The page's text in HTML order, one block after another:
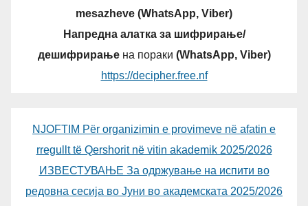
mesazheve (WhatsApp, Viber)
Напредна алатка за шифрирање/
дешифрирањена пораки (WhatsApp, Viber)
https://decipher.free.nf
NJOFTIM Për organizimin e provimeve në afatin e
rregullt të Qershorit në vitin akademik 2025/2026
ИЗВЕСТУВАЊЕ За одржување на испити во
редовна сесија во Јуни во академската 2025/2026